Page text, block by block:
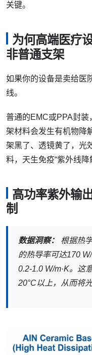
关键。
为何高端医疗
非普通支架
如果你的设备是卖给医
线。
普通的EMC或PPA封装
架材料会发生有机物降
架黑了、透镜黄了，光
料，天生免疫“紫外线降
高功率紫外输
制
数据洞察：
根据热
的热导率可达170
0.2-1.0 W/m·K。这
20°C以上，从而将